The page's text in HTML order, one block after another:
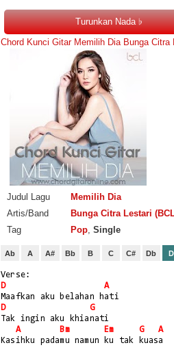
Chord Kunci Gitar Memilih Dia Bunga Citra
Judul Lagu
Memilih Dia
Artis/Band
Bunga Citra Lestari
Tag
Pop, Single
Ab A A# Bb B C C# Db D
Verse:
D
A
Maafkan aku belahan hati
D
G
Tak ingin aku khianati
A
Bm Em G
A
Kasihku padamu namun ku tak kuasa